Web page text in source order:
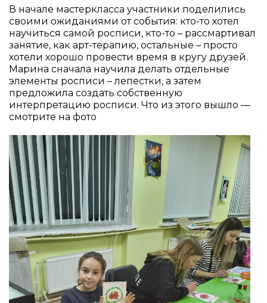
В начале мастеркласса участники поделились
своими ожиданиями от события: кто-то хотел
научиться самой росписи, кто-то – рассмартивал
занятие, как арт-терапию, остальные – просто
хотели хорошо провести время в кругу друзей.
Марина сначала научила делать отдельные
элементы росписи – лепестки, а затем
предложила создать собственную
интерпретацию росписи. Что из этого вышло —
смотрите на фото